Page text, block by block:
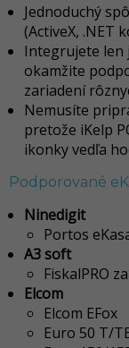
Jednoduchý
(ActiveX, .NET
Integrujete len
okamžite
zariadení
Nemusíte
pretože iKelp
ikonky vedľa
Podporované
Ninedigit
Portos
A3 soft
FiskalPRO
Elcom
Elcom EFox
Euro 50 T/